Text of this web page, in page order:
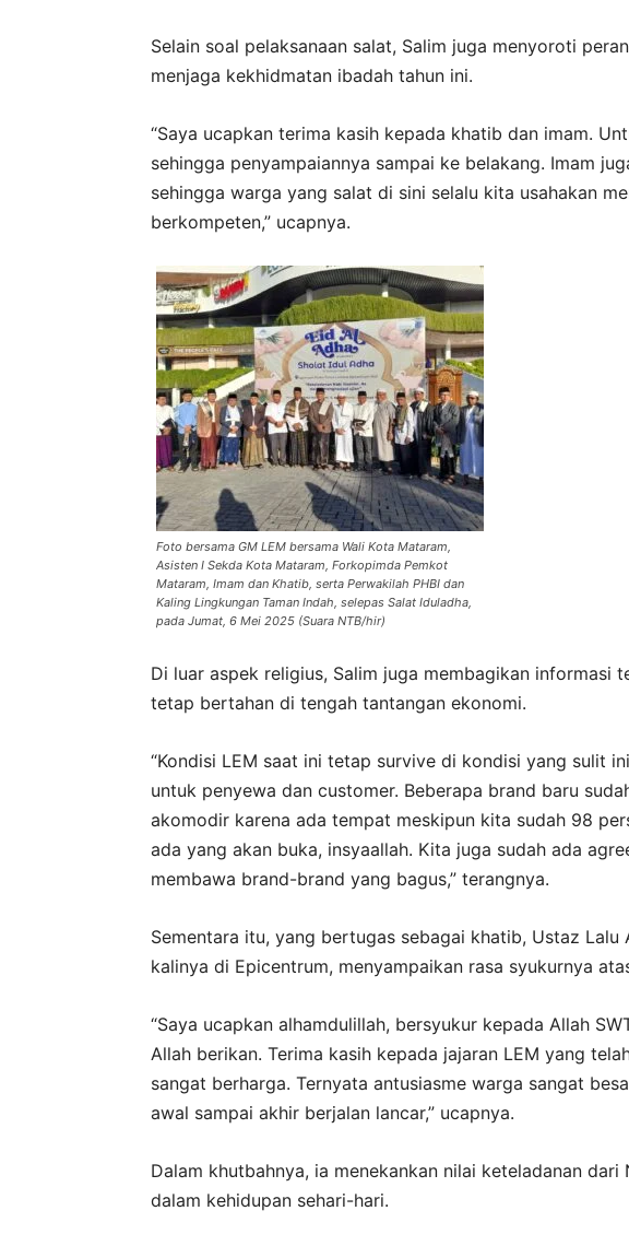
Selain soal pelaksanaan salat, Salim juga menyoroti
menjaga kekhidmatan ibadah tahun ini.
“Saya ucapkan terima kasih kepada khatib dan imam.
sehingga penyampaiannya sampai ke belakang. Imam
sehingga warga yang salat di sini selalu kita usahakan
berkompeten,” ucapnya.
Foto bersama GM LEM bersama Wali Kota Mataram,
Asisten I Sekda Kota Mataram, Forkopimda Pemkot
Mataram, Imam dan Khatib, serta Perwakilah PHBI dan
Kaling Lingkungan Taman Indah, selepas Salat Iduladha,
pada Jumat, 6 Mei 2025 (Suara NTB/hir)
Di luar aspek religius, Salim juga membagikan informasi
tetap bertahan di tengah tantangan ekonomi.
“Kondisi LEM saat ini tetap survive di kondisi yang sulit
untuk penyewa dan customer. Beberapa brand baru
akomodir karena ada tempat meskipun kita sudah 98
ada yang akan buka, insyaallah. Kita juga sudah ada
membawa brand-brand yang bagus,” terangnya.
Sementara itu, yang bertugas sebagai khatib, Ustaz Lalu
kalinya di Epicentrum, menyampaikan rasa syukurnya
“Saya ucapkan alhamdulillah, bersyukur kepada Allah
Allah berikan. Terima kasih kepada jajaran LEM yang
sangat berharga. Ternyata antusiasme warga sangat
awal sampai akhir berjalan lancar,” ucapnya.
Dalam khutbahnya, ia menekankan nilai keteladanan
dalam kehidupan sehari-hari.